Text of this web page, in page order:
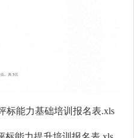
标能力基础培训报名表.xls